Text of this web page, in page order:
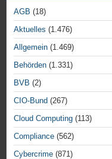
AGB (18)
Aktuelles (1.476)
Allgemein (1.469)
Behörden (1.331)
BVB (2)
CIO-Bund (267)
Cloud Computing (113)
Compliance (562)
Cybercrime (871)